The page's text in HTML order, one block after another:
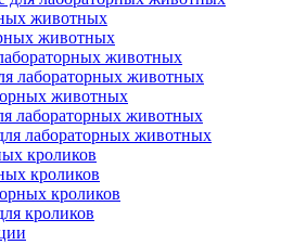
животных
животных
животных
лабораторных животных
животных
лабораторных животных
лабораторных животных
кроликов
кроликов
кроликов
кроликов